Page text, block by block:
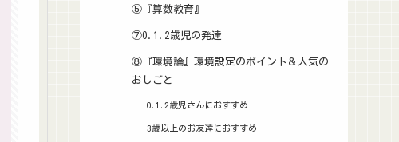
⑤『算数教育』
⑦0.1.2歳児の発達
⑧『環境論』環境設定のポイント＆人気の
おしごと
0.1.2歳児さんにおすすめ
3歳以上のお友達におすすめ